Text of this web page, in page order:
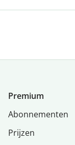
Premium
Abonnementen
Prijzen